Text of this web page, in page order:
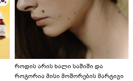
როდის არის ხალი საშიში და
როგორია მისი მოშორების მარტივი